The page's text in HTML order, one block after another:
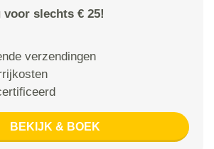
voor slechts € 25!
verzendingen
BEKIJK & BOEK